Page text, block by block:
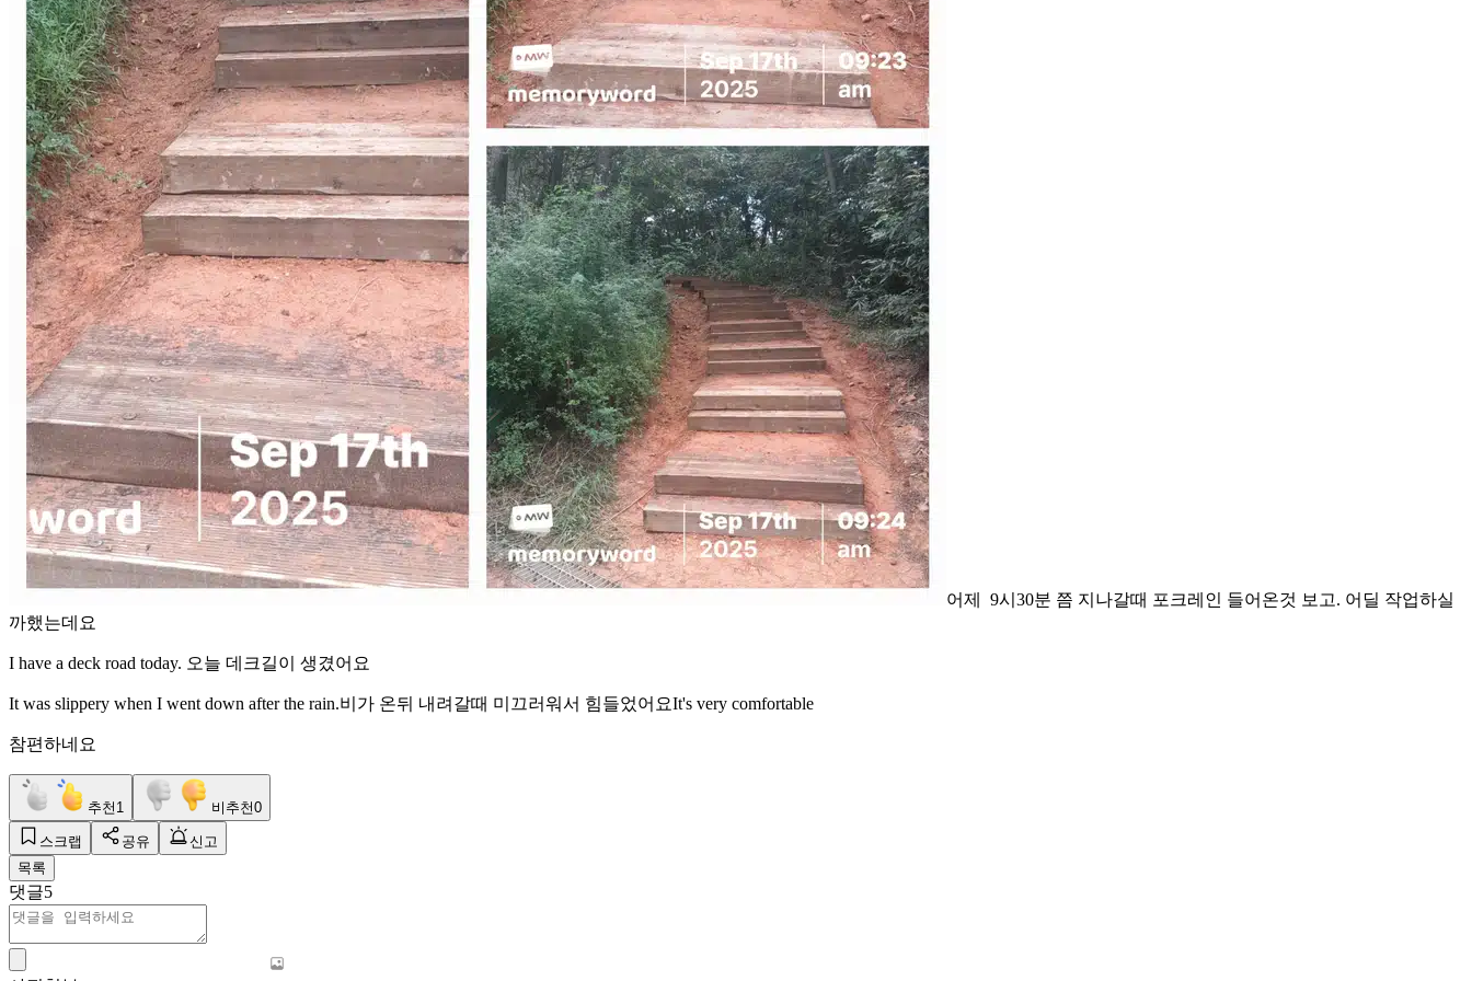
어제 9시30분 쯤 지나갈때 포크레인 들어온것 보고. 어딜 작업하실
까했는데요
I have a deck road today. 오늘 데크길이 생겼어요
It was slippery when I went down after the rain.비가 온뒤 내려갈때 미끄러워서 힘들었어요It's very comfortable
참편하네요
추천 1 비추천0
스크랩 공유
신고
목록
댓글5